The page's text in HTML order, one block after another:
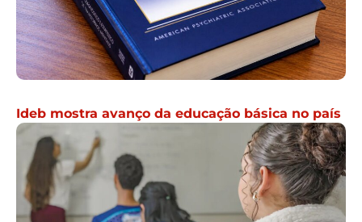
Ideb mostra avanço da educação básica no país